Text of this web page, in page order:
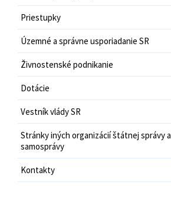
Priestupky
Územné a správne usporiadanie SR
Živnostenské podnikanie
Dotácie
Vestník vlády SR
Stránky iných organizácií štátnej správy a
samosprávy
Kontakty